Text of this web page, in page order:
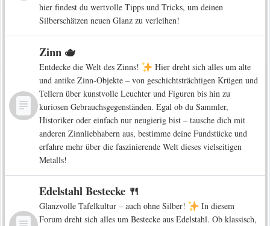
hier findest du wertvolle Tipps und Tricks, um deinen
Silberschätzen neuen Glanz zu verleihen!
Zinn 🫖
Entdecke die Welt des Zinns!
Hier dreht sich alles um alte
und antike Zinn-Objekte – von geschichtsträchtigen Krügen und
Tellern über kunstvolle Leuchter und Figuren bis hin zu
kuriosen Gebrauchsgegenständen. Egal ob du Sammler,
Historiker oder einfach nur neugierig bist – tausche dich mit
anderen Zinnliebhabern aus, bestimme deine Fundstücke und
erfahre mehr über die faszinierende Welt dieses vielseitigen
Metalls!
Edelstahl Bestecke 🍴
Glanzvolle Tafelkultur – auch ohne Silber!
In diesem
Forum dreht sich alles um Bestecke aus Edelstahl. Ob klassisch,